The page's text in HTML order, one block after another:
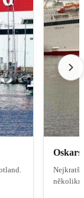
Nejkratší